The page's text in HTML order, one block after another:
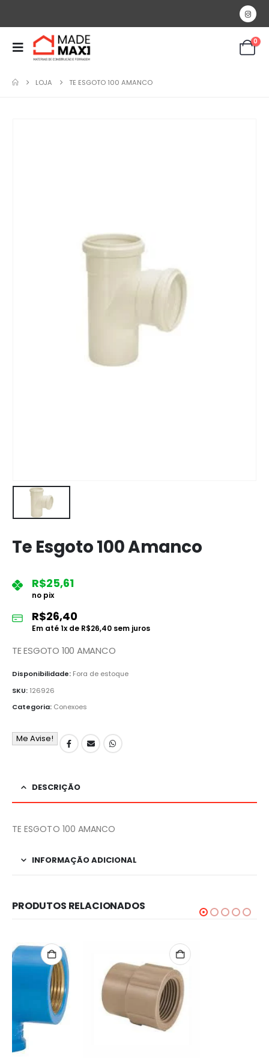
0
LOJA TE ESGOTO 100 AMANCO
Te Esgoto 100 Amanco
R$25,61
no pix
R$26,40
Em até1x de R$26,40 sem juros
TE ESGOTO 100 AMANCO
Disponibilidade: Fora de estoque
SKU: 126926
Categoria: Conexoes
Me Avise!
DESCRIÇÃO
TE ESGOTO 100 AMANCO
INFORMAÇÃO ADICIONAL
PRODUTOS RELACIONADOS